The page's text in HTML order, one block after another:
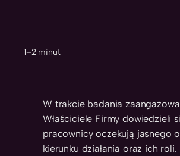
1–2 minut
W trakcie badania
Właściciele Firmy dowiedzieli
pracownicy oczekują jasnego
kierunku działania oraz ich roli.